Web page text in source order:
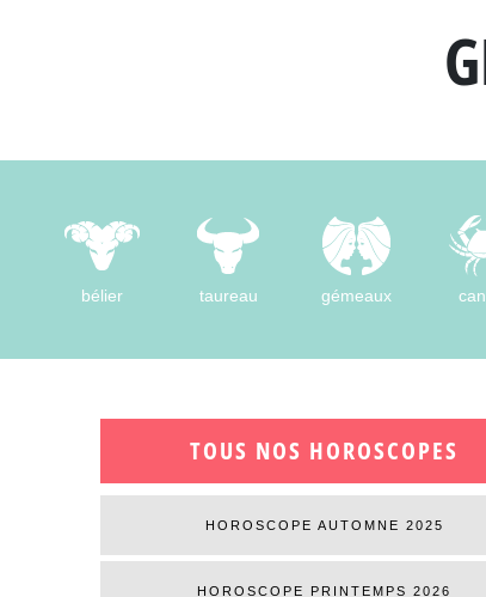
bélier taureau gémeaux
TOUS NOS HOROSCOPES
HOROSCOPE AUTOMNE 2025
HOROSCOPE PRINTEMPS 2026